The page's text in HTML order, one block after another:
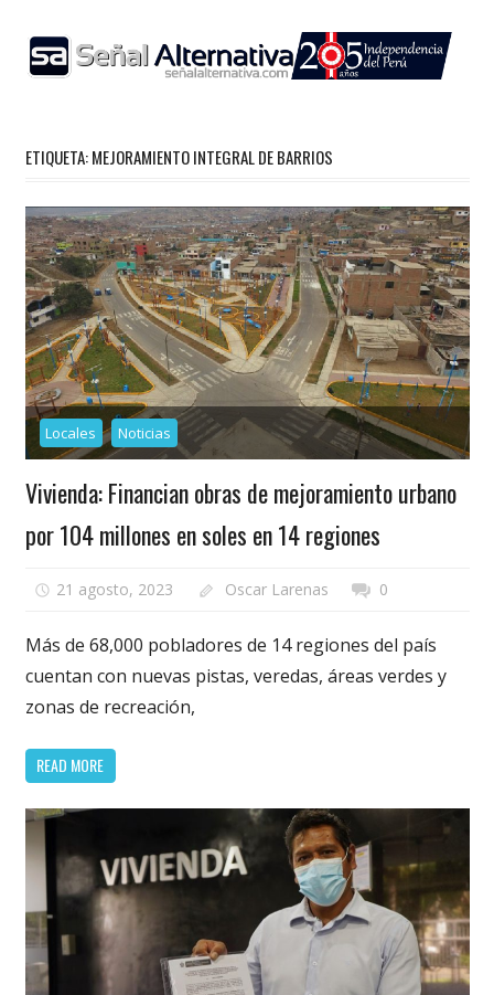
content
ETIQUETA:MEJORAMIENTO INTEGRAL DE BARRIOS
Locales Noticias
Vivienda: Financian obras de mejoramiento urbano
por 104 millones en soles en 14 regiones
21 agosto, 2023 Oscar Larenas 0
Más de 68,000 pobladores de 14 regiones del país
cuentan con nuevas pistas, veredas, áreas verdes y
zonas de recreación,
READ MORE